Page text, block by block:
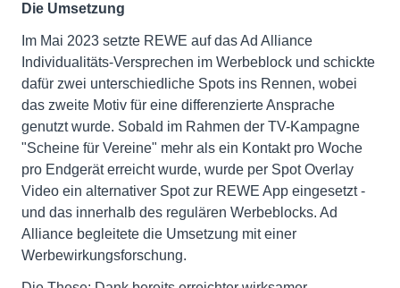
Die Umsetzung
Im Mai 2023 setzte REWE auf das Ad Alliance
Individualitäts-Versprechen im Werbeblock und schickte
dafür zwei unterschiedliche Spots ins Rennen, wobei
das zweite Motiv für eine differenzierte Ansprache
genutzt wurde. Sobald im Rahmen der TV-Kampagne
"Scheine für Vereine" mehr als ein Kontakt pro Woche
pro Endgerät erreicht wurde, wurde per Spot Overlay
Video ein alternativer Spot zur REWE App eingesetzt -
und das innerhalb des regulären Werbeblocks. Ad
Alliance begleitete die Umsetzung mit einer
Werbewirkungsforschung.